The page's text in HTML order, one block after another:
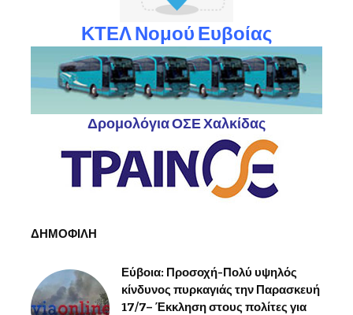
ΚΤΕΛ Νομού Ευβοίας
Δρομολόγια ΟΣΕ Χαλκίδας
ΔΗΜΟΦΙΛΗ
Εύβοια: Προσοχή-Πολύ υψηλός
κίνδυνος πυρκαγιάς την Παρασκευή
17/7– Έκκληση στους πολίτες για